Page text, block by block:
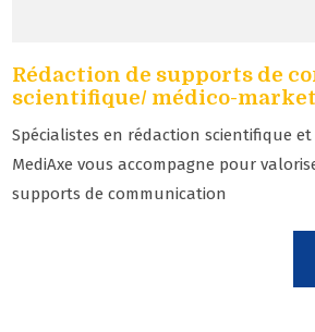
Rédaction de supports de
scientifique/ médico-
Spécialistes en rédaction scientifique
MediAxe vous accompagne pour
supports de communication